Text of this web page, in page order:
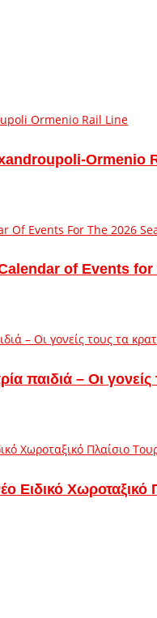
Ormenio
of Events for
παιδιά – Οι
Ειδικό Χωροταξικό